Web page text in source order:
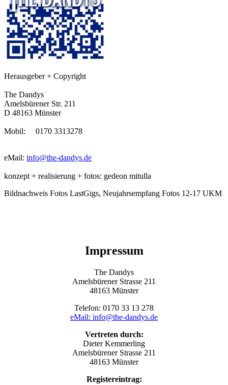
Herausgeber + Copyright
The Dandys
Amelsbürener Str. 211
D 48163 Münster
Mobil: 0170 3313278
eMail: info@the-dandys.de
konzept + realisierung + fotos: gedeon mitulla
Bildnachweis Fotos LastGigs, Neujahrsempfang Fotos 12-17 UKM
Impressum
The Dandys
Amelsbürener Strasse 211
48163 Münster
Telefon: 0170 33 13 278
eMail: info@the-dandys.de
Vertreten durch:
Dieter Kemmerling
Amelsbürener Strasse 211
48163 Münster
Registereintrag: